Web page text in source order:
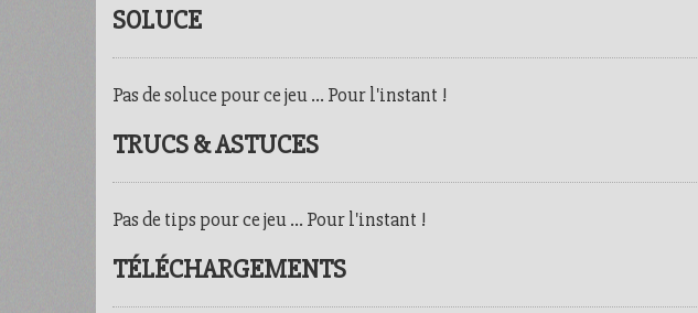
SOLUCE
Pas de soluce pour ce jeu ... Pour l'instant !
TRUCS & ASTUCES
Pas de tips pour ce jeu ... Pour l'instant !
TÉLÉCHARGEMENTS